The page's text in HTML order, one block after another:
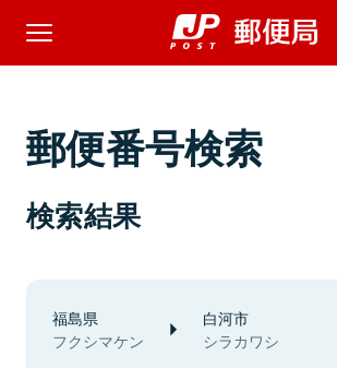
郵便番号検索
検索結果
福島県
フクシマケン
白河市
シラカワシ